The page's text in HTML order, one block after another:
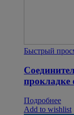
Быстрый
прокладке
Подробнее
Add to wishlist